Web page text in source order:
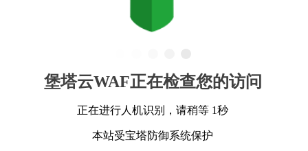
堡塔云WAF正在检查您的访问
正在进行人机识别，请稍等 1秒
本站受宝塔防御系统保护